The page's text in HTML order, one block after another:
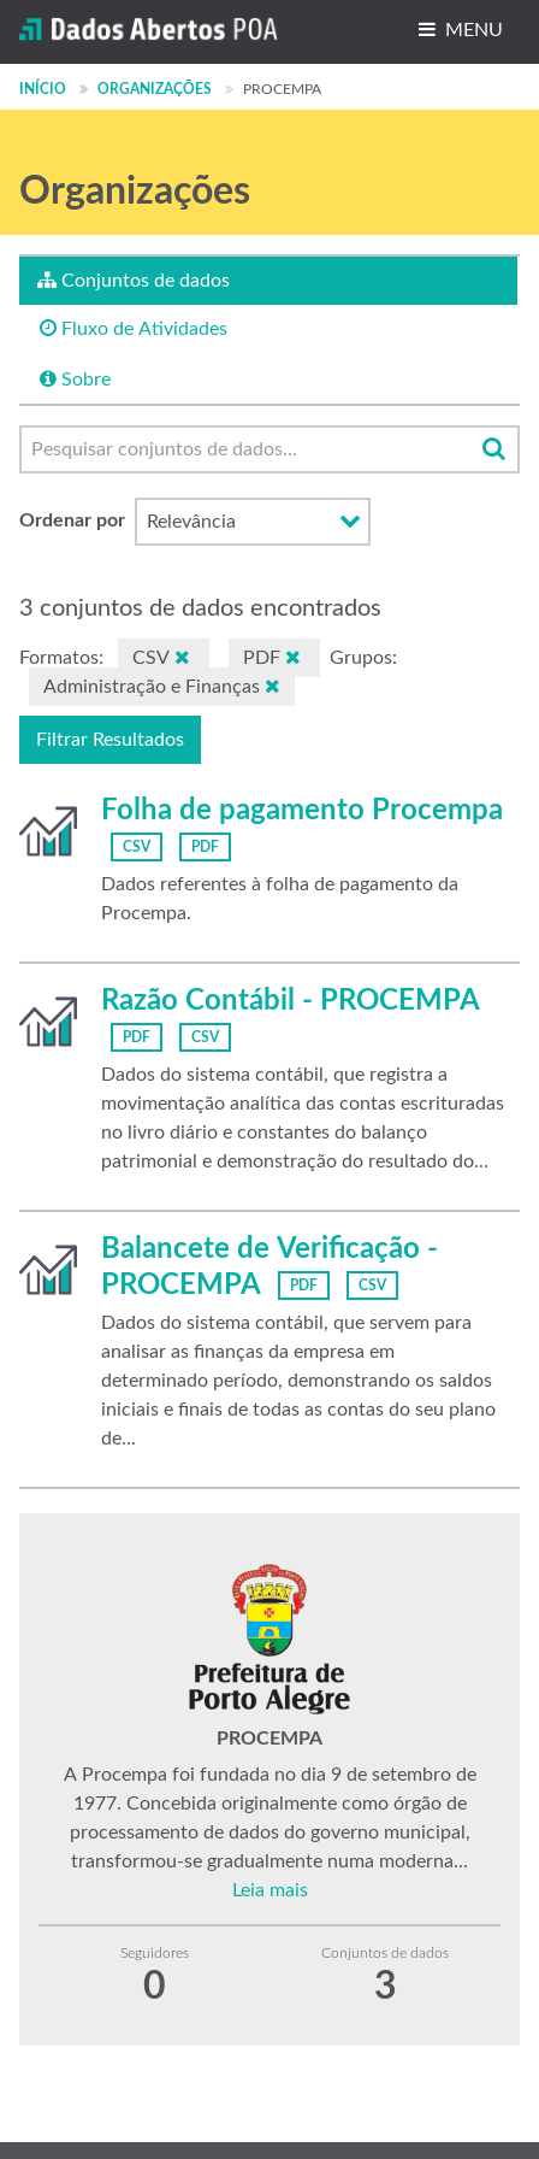
MENU
Conjuntos de dados
Grupos
INÍCIO ORGANIZAÇÕES PROCEMPA
Organizações
Conjuntos de dados
Fluxo de Atividades
Sobre
Ordenar por
3 conjuntos de dados encontrados
Formatos: CSV PDF
Grupos:
Administração e Finanças
Filtrar Resultados
Folha de pagamento Procempa
CSV PDF
Dados referentes à folha de pagamento da
Procempa.
Razão Contábil - PROCEMPA
PDF CSV
Dados do sistema contábil, que registra a
movimentação analítica das contas escrituradas
no livro diário e constantes do balanço
patrimonial e demonstração do resultado do...
Balancete de Verificação -
PROCEMPA
PDF CSV
Dados do sistema contábil, que servem para
analisar as finanças da empresa em
determinado período, demonstrando os saldos
iniciais e finais de todas as contas do seu plano
de...
PROCEMPA
A Procempa foi fundada no dia 9 de setembro de
1977. Concebida originalmente como órgão de
processamento de dados do governo municipal,
transformou-se gradualmente numa moderna...
Leia mais
Seguidores
0
Conjuntos de dados
3